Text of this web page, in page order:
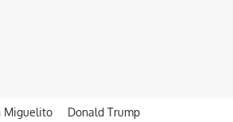
Miguelito Donald Trump